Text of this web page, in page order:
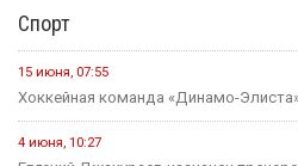
Спорт
15 июня, 07:55
Хоккейная команда «Динамо-
4 июня, 10:27